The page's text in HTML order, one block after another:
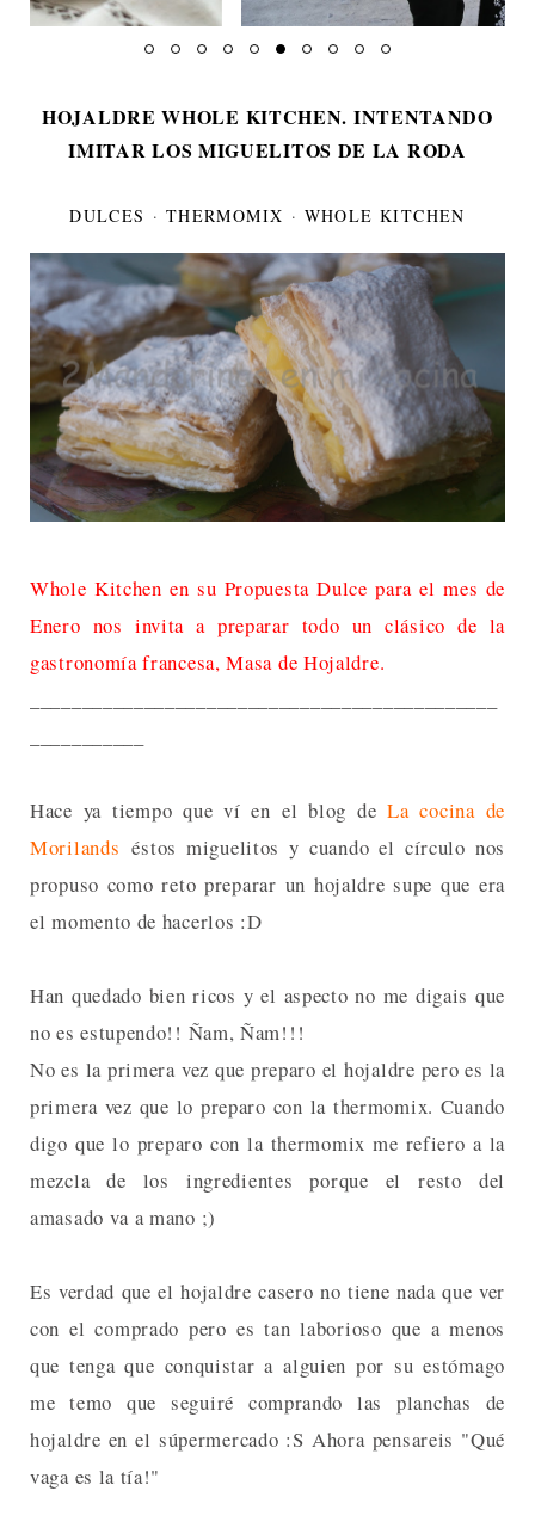
HOJALDRE WHOLE KITCHEN. INTENTANDO
IMITAR LOS MIGUELITOS DE LA RODA
DULCES · THERMOMIX · WHOLE KITCHEN
Whole Kitchen en su Propuesta Dulce para el mes de
Enero nos invita a preparar todo un clásico de la
gastronomía francesa, Masa de Hojaldre.
Hace ya tiempo que ví en el blog deLa cocina de
Morilands éstos miguelitos y cuando el círculo nos
propuso como reto preparar un hojaldre supe que era
el momento de hacerlos :D
Han quedado bien ricos y el aspecto no me digais que
no es estupendo!! Ñam, Ñam!!!
No es la primera vez que preparo el hojaldre pero es la
primera vez que lo preparo con la thermomix. Cuando
digo que lo preparo con la thermomix me refiero a la
mezcla de los ingredientes porque el resto del
amasado va a mano ;)
Es verdad que el hojaldre casero no tiene nada que ver
con el comprado pero es tan laborioso que a menos
que tenga que conquistar a alguien por su estómago
me temo que seguiré comprando las planchas de
hojaldre en el súpermercado :S Ahora pensareis "Qué
vaga es la tía!"